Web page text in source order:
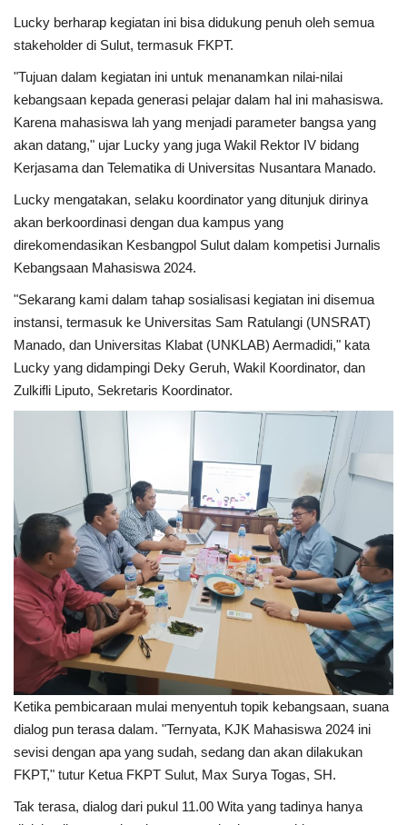
Lucky berharap kegiatan ini bisa didukung penuh oleh semua
stakeholder di Sulut, termasuk FKPT.
"Tujuan dalam kegiatan ini untuk menanamkan nilai-nilai
kebangsaan kepada generasi pelajar dalam hal ini mahasiswa.
Karena mahasiswa lah yang menjadi parameter bangsa yang
akan datang," ujar Lucky yang juga Wakil Rektor IV bidang
Kerjasama dan Telematika di Universitas Nusantara Manado.
Lucky mengatakan, selaku koordinator yang ditunjuk dirinya
akan berkoordinasi dengan dua kampus yang
direkomendasikan Kesbangpol Sulut dalam kompetisi Jurnalis
Kebangsaan Mahasiswa 2024.
"Sekarang kami dalam tahap sosialisasi kegiatan ini disemua
instansi, termasuk ke Universitas Sam Ratulangi (UNSRAT)
Manado, dan Universitas Klabat (UNKLAB) Aermadidi," kata
Lucky yang didampingi Deky Geruh, Wakil Koordinator, dan
Zulkifli Liputo, Sekretaris Koordinator.
Ketika pembicaraan mulai menyentuh topik kebangsaan, suana
dialog pun terasa dalam. "Ternyata, KJK Mahasiswa 2024 ini
sevisi dengan apa yang sudah, sedang dan akan dilakukan
FKPT," tutur Ketua FKPT Sulut, Max Surya Togas, SH.
Tak terasa, dialog dari pukul 11.00 Wita yang tadinya hanya